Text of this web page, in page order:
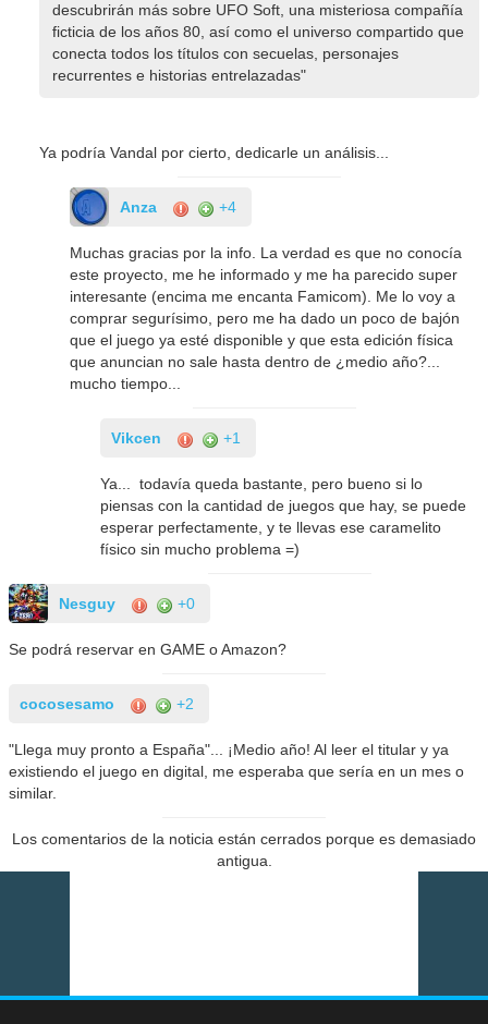
descubrirán más sobre UFO Soft, una misteriosa compañía
ficticia de los años 80, así como el universo compartido que
conecta todos los títulos con secuelas, personajes
recurrentes e historias entrelazadas"
Ya podría Vandal por cierto, dedicarle un análisis...
Anza +4
Muchas gracias por la info. La verdad es que no conocía
este proyecto, me he informado y me ha parecido super
interesante (encima me encanta Famicom). Me lo voy a
comprar segurísimo, pero me ha dado un poco de bajón
que el juego ya esté disponible y que esta edición física
que anuncian no sale hasta dentro de ¿medio año?...
mucho tiempo...
Vikcen +1
Ya... todavía queda bastante, pero bueno si lo
piensas con la cantidad de juegos que hay, se puede
esperar perfectamente, y te llevas ese caramelito
físico sin mucho problema =)
Nesguy +0
Se podrá reservar en GAME o Amazon?
cocosesamo +2
"Llega muy pronto a España"... ¡Medio año! Al leer el titular y ya
existiendo el juego en digital, me esperaba que sería en un mes o
similar.
Los comentarios de la noticia están cerrados porque es demasiado
antigua.